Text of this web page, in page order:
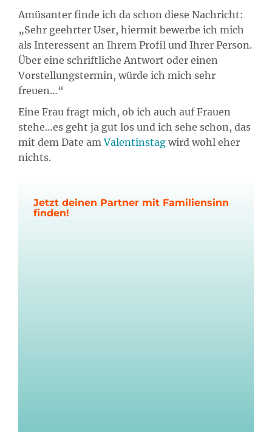
Amüsanter finde ich da schon diese Nachricht:
„Sehr geehrter User, hiermit bewerbe ich mich
als Interessent an Ihrem Profil und Ihrer Person.
Über eine schriftliche Antwort oder einen
Vorstellungstermin, würde ich mich sehr
freuen…“
Eine Frau fragt mich, ob ich auch auf Frauen
stehe…es geht ja gut los und ich sehe schon, das
mit dem Date amValentinstag wird wohl eher
nichts.
Jetzt deinen Partner mit Familiensinn
finden!